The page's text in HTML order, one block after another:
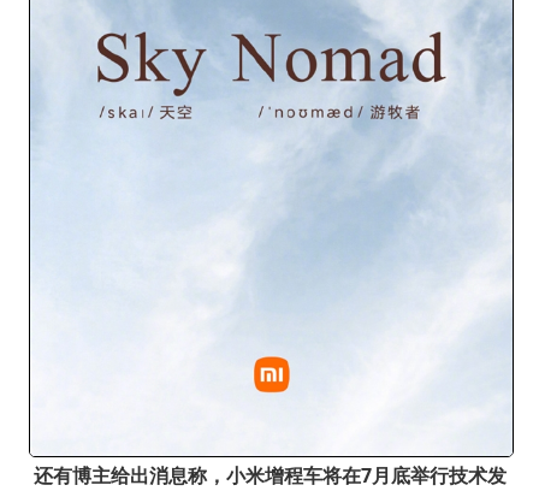
还有博主给出消息称，小米增程车将在7月底举行技术发